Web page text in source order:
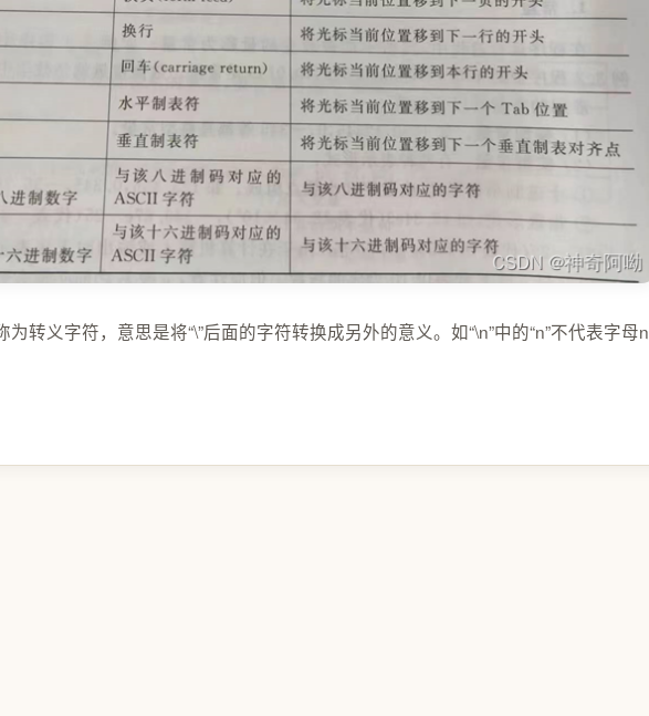
转义字符，意思是将“\”后面的字符转换成另外的意义。如“\n”中的“n”不代表字母n